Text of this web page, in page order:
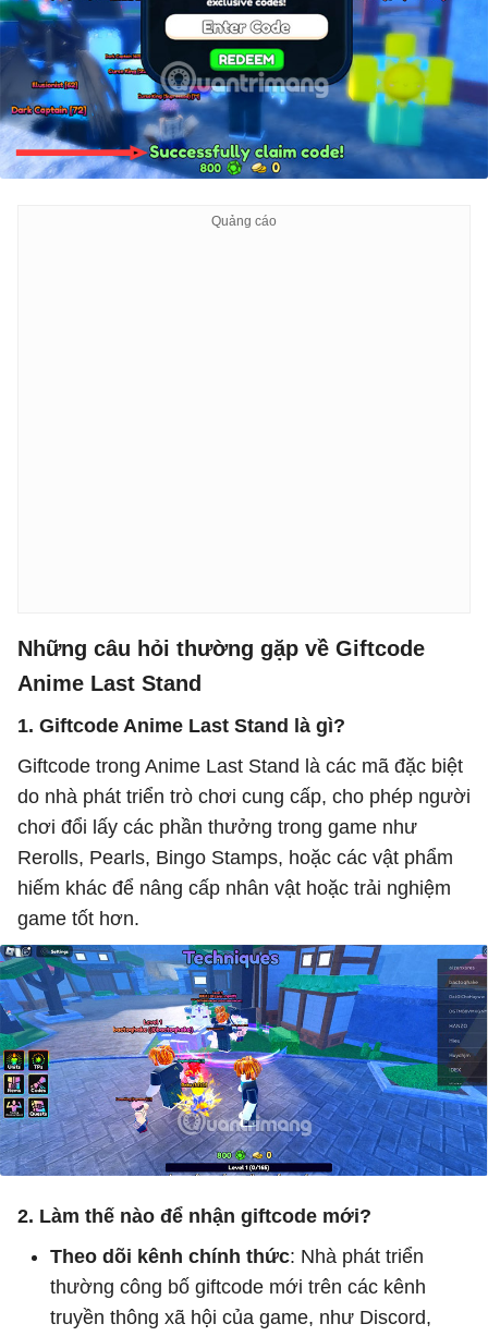
Những câu hỏi thường gặp về Giftcode
Anime Last Stand
1. Giftcode Anime Last Stand là gì?
Giftcode trong Anime Last Stand là các mã đặc biệt
do nhà phát triển trò chơi cung cấp, cho phép người
chơi đổi lấy các phần thưởng trong game như
Rerolls, Pearls, Bingo Stamps, hoặc các vật phẩm
hiếm khác để nâng cấp nhân vật hoặc trải nghiệm
game tốt hơn.
2. Làm thế nào để nhận giftcode mới?
Theo dõi kênh chính thức: Nhà phát triển
thường công bố giftcode mới trên các kênh
truyền thông xã hội của game, như Discord,